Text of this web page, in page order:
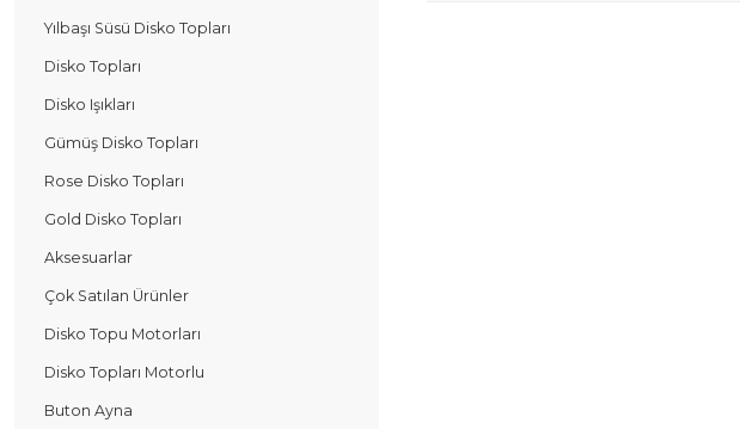
Yılbaşı Süsü Disko Topları
Disko Topları
Disko Işıkları
Gümüş Disko Topları
Rose Disko Topları
Gold Disko Topları
Aksesuarlar
Çok Satılan Ürünler
Disko Topu Motorları
Disko Topları Motorlu
Buton Ayna